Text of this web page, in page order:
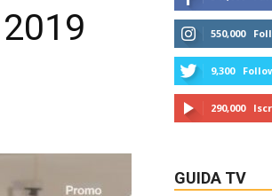
550,000
9,300
290,000
GUIDA TV